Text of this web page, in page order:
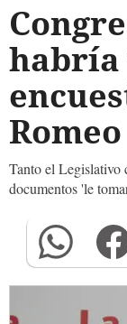
habría
Tanto el Legislativo
documentos 'le